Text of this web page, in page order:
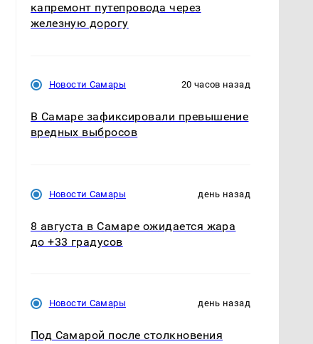
капремонт путепровода через
железную дорогу
Новости Самары 20 часов назад
В Самаре зафиксировали превышение
вредных выбросов
Новости Самары день назад
8 августа в Самаре ожидается жара
до +33 градусов
Новости Самары день назад
Под Самарой после столкновения